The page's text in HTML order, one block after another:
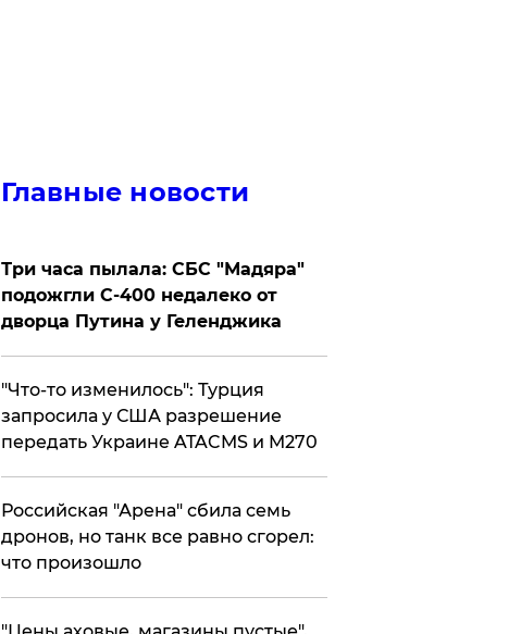
Главные новости
Три часа пылала: СБС "Мадяра"
подожгли С-400 недалеко от
дворца Путина у Геленджика
​"Что-то изменилось": Турция
запросила у США разрешение
передать Украине ATACMS и M270
​Российская "Арена" сбила семь
дронов, но танк все равно сгорел:
что произошло